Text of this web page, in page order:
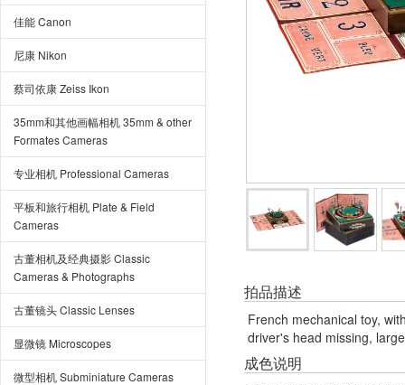
佳能 Canon
尼康 Nikon
蔡司依康 Zeiss Ikon
35mm和其他画幅相机 35mm & other
Formates Cameras
专业相机 Professional Cameras
平板和旅行相机 Plate & Field
Cameras
古董相机及经典摄影 Classic
Cameras & Photographs
古董镜头 Classic Lenses
显微镜 Microscopes
微型相机 Subminiature Cameras
拍品描述
French mechanical toy,
driver's head missing,
成色说明